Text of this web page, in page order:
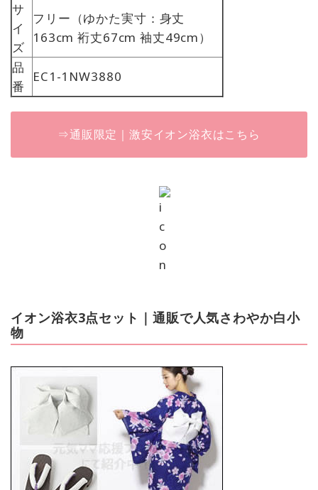
サ
イ
ズ
フリー（ゆかた実寸：身丈
163cm 裄丈67cm 袖丈49cm）
品
番
EC1-1NW3880
⇒通販限定｜激安イオン浴衣はこちら
イオン浴衣3点セット｜通販で人気さわやか白小
物